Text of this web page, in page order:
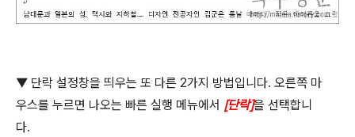
▼ 단락 설정창을 띄우는 또 다른 2가지 방법입니다. 오른쪽 마
우스를 누르면 나오는 빠른 실행 메뉴에서 [단락]을 선택합니
다.